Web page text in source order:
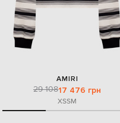
AMIRI
29 10817 476 грн
XSSM